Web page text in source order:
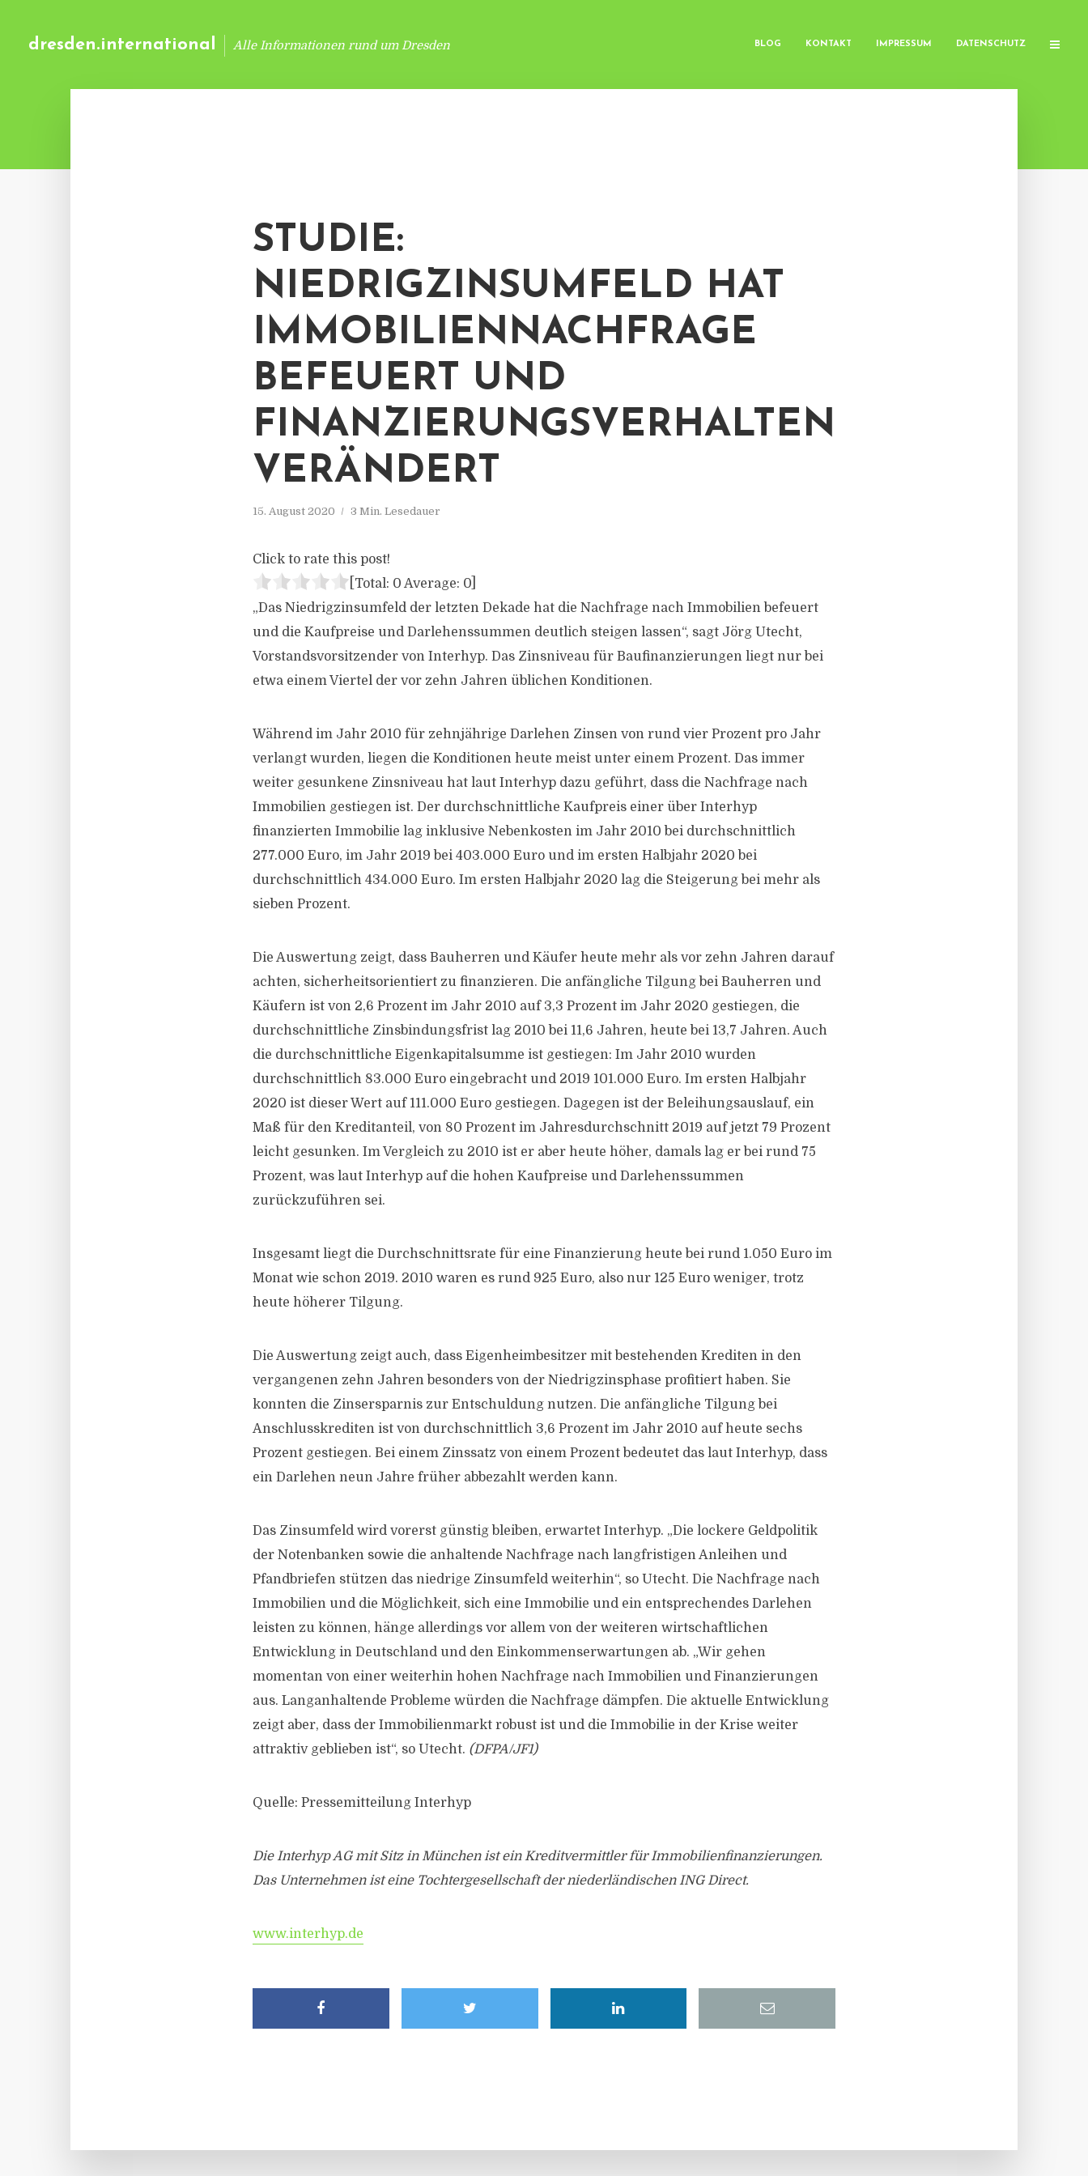
dresden.international Alle Informationen rund um Dresden BLOG KONTAKT IMPRESSUM DATENSCHUTZ
STUDIE:
NIEDRIGZINSUMFELD HAT
IMMOBILIENNACHFRAGE
BEFEUERT UND
FINANZIERUNGSVERHALTEN
VERÄNDERT
15. August 2020 3 Min. Lesedauer
Click to rate this post!
[Total: 0 Average: 0
„Das Niedrigzinsumfeld der letzten Dekade hat die Nachfrage nach Immobilien befeuert
und die Kaufpreise und Darlehenssummen deutlich steigen lassen“, sagt Jörg Utecht,
Vorstandsvorsitzender von Interhyp. Das Zinsniveau für Baufinanzierungen liegt nur bei
etwa einem Viertel der vor zehn Jahren üblichen Konditionen.
Während im Jahr 2010 für zehnjährige Darlehen Zinsen von rund vier Prozent pro Jahr
verlangt wurden, liegen die Konditionen heute meist unter einem Prozent. Das immer
weiter gesunkene Zinsniveau hat laut Interhyp dazu geführt, dass die Nachfrage nach
Immobilien gestiegen ist. Der durchschnittliche Kaufpreis einer über Interhyp
finanzierten Immobilie lag inklusive Nebenkosten im Jahr 2010 bei durchschnittlich
277.000 Euro, im Jahr 2019 bei 403.000 Euro und im ersten Halbjahr 2020 bei
durchschnittlich 434.000 Euro. Im ersten Halbjahr 2020 lag die Steigerung bei mehr als
sieben Prozent.
Die Auswertung zeigt, dass Bauherren und Käufer heute mehr als vor zehn Jahren darauf
achten, sicherheitsorientiert zu finanzieren. Die anfängliche Tilgung bei Bauherren und
Käufern ist von 2,6 Prozent im Jahr 2010 auf 3,3 Prozent im Jahr 2020 gestiegen, die
durchschnittliche Zinsbindungsfrist lag 2010 bei 11,6 Jahren, heute bei 13,7 Jahren. Auch
die durchschnittliche Eigenkapitalsumme ist gestiegen: Im Jahr 2010 wurden
durchschnittlich 83.000 Euro eingebracht und 2019 101.000 Euro. Im ersten Halbjahr
2020 ist dieser Wert auf 111.000 Euro gestiegen. Dagegen ist der Beleihungsauslauf, ein
Maß für den Kreditanteil, von 80 Prozent im Jahresdurchschnitt 2019 auf jetzt 79 Prozent
leicht gesunken. Im Vergleich zu 2010 ist er aber heute höher, damals lag er bei rund 75
Prozent, was laut Interhyp auf die hohen Kaufpreise und Darlehenssummen
zurückzuführen sei.
Insgesamt liegt die Durchschnittsrate für eine Finanzierung heute bei rund 1.050 Euro im
Monat wie schon 2019. 2010 waren es rund 925 Euro, also nur 125 Euro weniger, trotz
heute höherer Tilgung.
Die Auswertung zeigt auch, dass Eigenheimbesitzer mit bestehenden Krediten in den
vergangenen zehn Jahren besonders von der Niedrigzinsphase profitiert haben. Sie
konnten die Zinsersparnis zur Entschuldung nutzen. Die anfängliche Tilgung bei
Anschlusskrediten ist von durchschnittlich 3,6 Prozent im Jahr 2010 auf heute sechs
Prozent gestiegen. Bei einem Zinssatz von einem Prozent bedeutet das laut Interhyp, dass
ein Darlehen neun Jahre früher abbezahlt werden kann.
Das Zinsumfeld wird vorerst günstig bleiben, erwartet Interhyp. „Die lockere Geldpolitik
der Notenbanken sowie die anhaltende Nachfrage nach langfristigen Anleihen und
Pfandbriefen stützen das niedrige Zinsumfeld weiterhin“, so Utecht. Die Nachfrage nach
Immobilien und die Möglichkeit, sich eine Immobilie und ein entsprechendes Darlehen
leisten zu können, hänge allerdings vor allem von der weiteren wirtschaftlichen
Entwicklung in Deutschland und den Einkommenserwartungen ab. „Wir gehen
momentan von einer weiterhin hohen Nachfrage nach Immobilien und Finanzierungen
aus. Langanhaltende Probleme würden die Nachfrage dämpfen. Die aktuelle Entwicklung
zeigt aber, dass der Immobilienmarkt robust ist und die Immobilie in der Krise weiter
attraktiv geblieben ist“, so Utecht. (DFPA/JF1)
Quelle: Pressemitteilung Interhyp
Die Interhyp AG mit Sitz in München ist ein Kreditvermittler für Immobilienfinanzierungen.
Das Unternehmen ist eine Tochtergesellschaft der niederländischen ING Direct.
www.interhyp.de